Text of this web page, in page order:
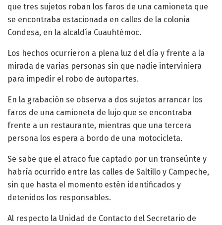
que tres sujetos roban los faros de una camioneta que
se encontraba estacionada en calles de la colonia
Condesa, en la alcaldía Cuauhtémoc.
Los hechos ocurrieron a plena luz del día y frente a la
mirada de varias personas sin que nadie interviniera
para impedir el robo de autopartes.
En la grabación se observa a dos sujetos arrancar los
faros de una camioneta de lujo que se encontraba
frente a un restaurante, mientras que una tercera
persona los espera a bordo de una motocicleta.
Se sabe que el atraco fue captado por un transeúnte y
habría ocurrido entre las calles de Saltillo y Campeche,
sin que hasta el momento estén identificados y
detenidos los responsables.
Al respecto la Unidad de Contacto del Secretario de